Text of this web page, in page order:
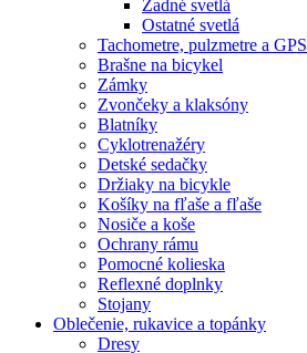
Zadné svetlá
Ostatné svetlá
Tachometre, pulzmetre a GPS
Brašne na bicykel
Zámky
Zvončeky a klaksóny
Blatníky
Cyklotrenažéry
Detské sedačky
Držiaky na bicykle
Košíky na fľaše a fľaše
Nosiče a koše
Ochrany rámu
Pomocné kolieska
Reflexné doplnky
Stojany
Oblečenie, rukavice a topánky
Dresy